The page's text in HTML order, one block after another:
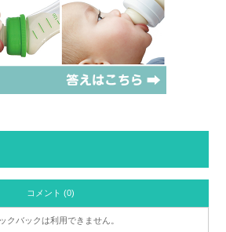
コメント (0)
クバックは利用できません。